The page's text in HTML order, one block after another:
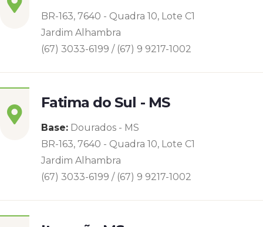
BR-163, 7640 - Quadra 10, Lote C1
Jardim Alhambra
(67) 3033-6199 / (67) 9 9217-1002
Fatima do Sul - MS
Base: Dourados - MS
BR-163, 7640 - Quadra 10, Lote C1
Jardim Alhambra
(67) 3033-6199 / (67) 9 9217-1002